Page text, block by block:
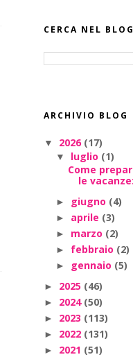
CERCA NEL BLOG
ARCHIVIO BLOG
▼ 2026 (17)
▼ luglio (1)
Come
le
► giugno (4)
► aprile (3)
► marzo (2)
► febbraio (2)
► gennaio (5)
► 2025 (46)
► 2024 (50)
► 2023 (113)
► 2022 (131)
► 2021 (51)